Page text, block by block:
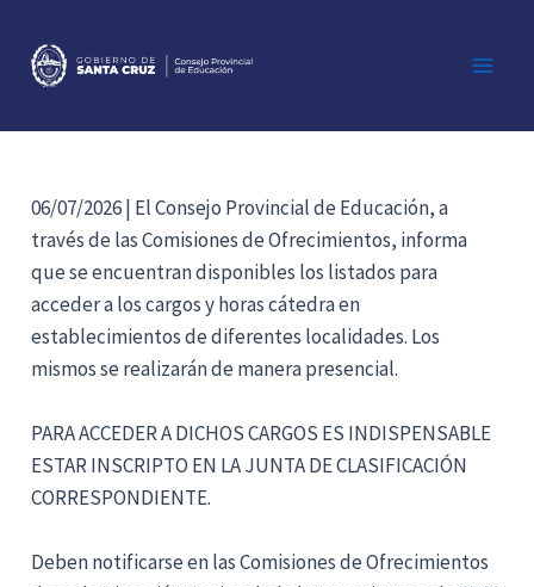
contenido
06/07/2026 | El Consejo Provincial de Educación, a
través de las Comisiones de Ofrecimientos, informa
que se encuentran disponibles los listados para
acceder a los cargos y horas cátedra en
establecimientos de diferentes localidades. Los
mismos se realizarán de manera presencial.
PARA ACCEDER A DICHOS CARGOS ES INDISPENSABLE
ESTAR INSCRIPTO EN LA JUNTA DE CLASIFICACIÓN
CORRESPONDIENTE.
Deben notificarse en las Comisiones de Ofrecimientos